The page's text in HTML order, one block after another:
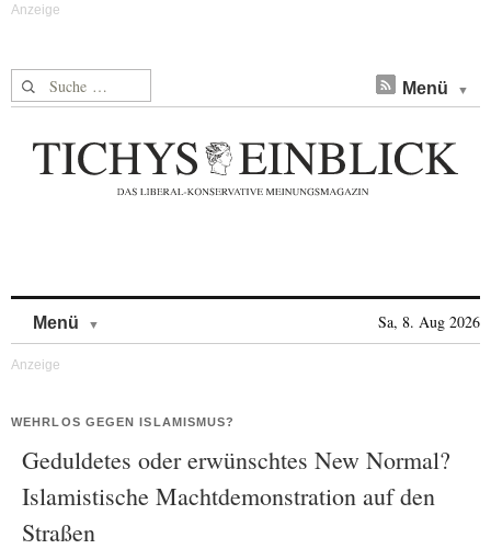
Suche nach: Menü
Menü Sa, 8. Aug 2026
WEHRLOS GEGEN ISLAMISMUS?
Geduldetes oder erwünschtes New Normal?
Islamistische Machtdemonstration auf den
Straßen